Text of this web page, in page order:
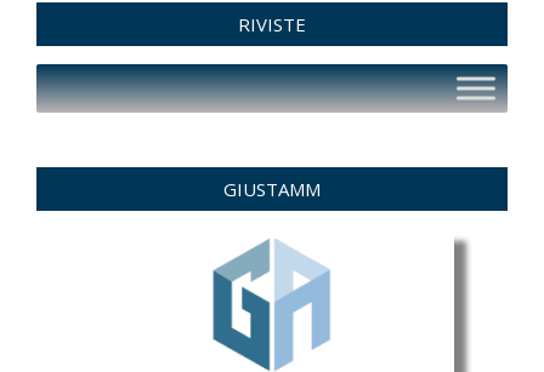
RIVISTE
GIUSTAMM